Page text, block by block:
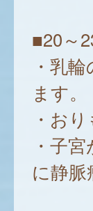
■20～
・乳
ます。
・お
・子
に静